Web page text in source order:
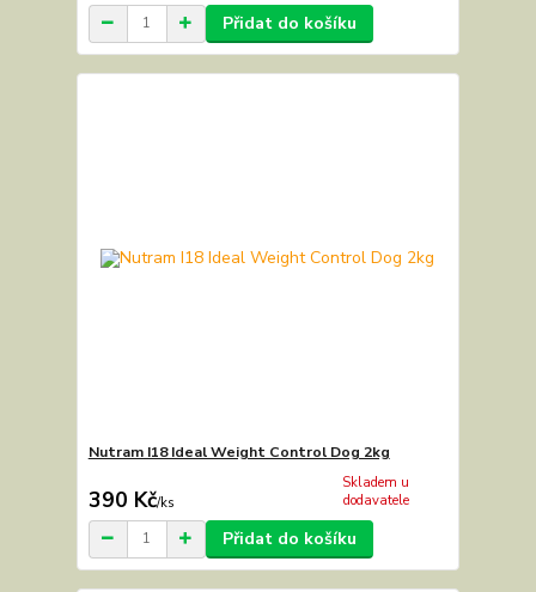
Přidat do košíku
Nutram I18 Ideal Weight Control Dog 2kg
390 Kč/ks
Skladem u
dodavatele
Přidat do košíku